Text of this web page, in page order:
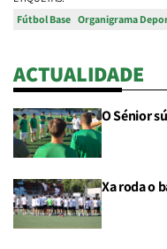
Fútbol Base Organigrama
ACTUALIDADE
O Sénior
Xa roda o